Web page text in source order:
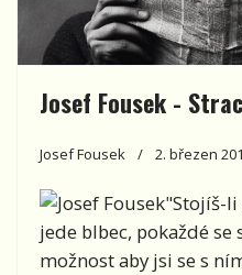
Josef Fousek -
Josef Fousek 2. březen
"Stojíš-li
jede blbec, pokaždé se
možnost aby jsi se s